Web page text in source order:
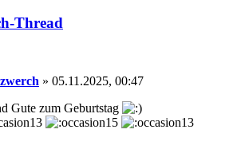
Thread
» 05.11.2025, 00:47
Gute zum Geburtstag